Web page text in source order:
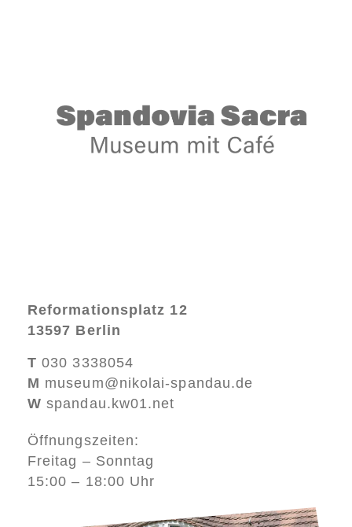
Reformationsplatz 12
13597 Berlin
T030 3338054
M museum@nikolai-spandau.de
W spandau.kw01.net
Öffnungszeiten:
Freitag – Sonntag
15:00 – 18:00 Uhr